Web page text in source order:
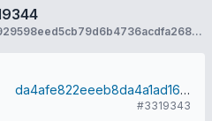
16182e7e457c06a99f805caa7a8929598eed5cb79d6b4736acdfa268a3749543
da4afe822eeeb8da4a1ad160cad9452673b4192ed47a17bcaad91119fe9860a4
#3319343